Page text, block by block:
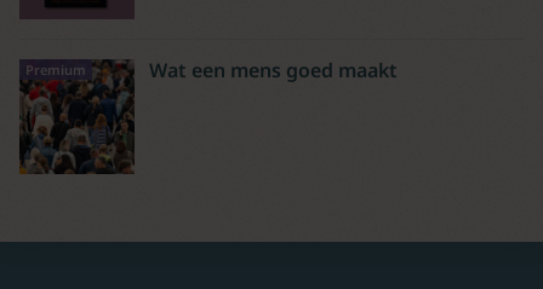
Premium Wat een mens goed maakt